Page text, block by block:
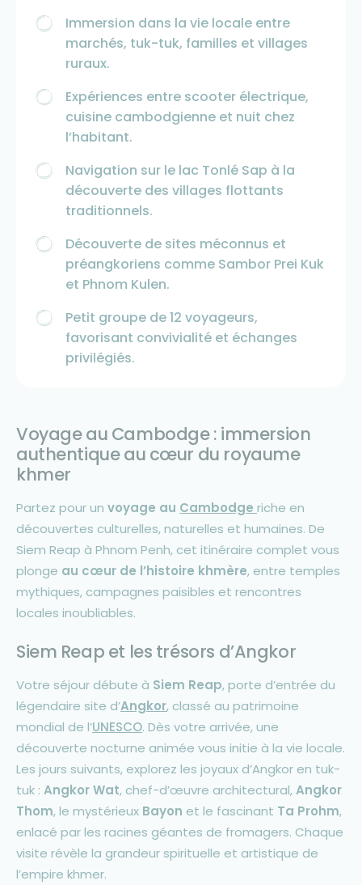
Immersion dans la vie locale entre
marchés, tuk-tuk, familles et villages
ruraux.
Expériences entre scooter électrique,
cuisine cambodgienne et nuit chez
l’habitant.
Navigation sur le lac Tonlé Sap à la
découverte des villages flottants
traditionnels.
Découverte de sites méconnus et
préangkoriens comme Sambor Prei Kuk
et Phnom Kulen.
Petit groupe de 12 voyageurs,
favorisant convivialité et échanges
privilégiés.
Voyage au Cambodge : immersion
authentique au cœur du royaume
khmer
Partez pour un voyage au Cambodge riche en
découvertes culturelles, naturelles et humaines. De
Siem Reap à Phnom Penh, cet itinéraire complet vous
plonge au cœur de l’histoire khmère, entre temples
mythiques, campagnes paisibles et rencontres
locales inoubliables.
Siem Reap et les trésors d’Angkor
Votre séjour débute à Siem Reap, porte d’entrée du
légendaire site d’Angkor, classé au patrimoine
mondial de l’UNESCO. Dès votre arrivée, une
découverte nocturne animée vous initie à la vie locale.
Les jours suivants, explorez les joyaux d’Angkor en tuk-
tuk : Angkor Wat, chef-d’œuvre architectural,Angkor
Thom, le mystérieux Bayon et le fascinant Ta Prohm,
enlacé par les racines géantes de fromagers. Chaque
visite révèle la grandeur spirituelle et artistique de
l’empire khmer.